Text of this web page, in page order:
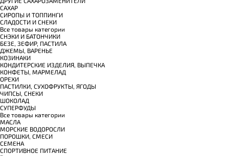
САХАР
СИРОПЫ И ТОППИНГИ
СЛАДОСТИ И СНЕКИ
Все товары категории
СНЭКИ И БАТОНЧИКИ
БЕЗЕ, ЗЕФИР, ПАСТИЛА
ДЖЕМЫ, ВАРЕНЬЕ
КОЗИНАКИ
КОНДИТЕРСКИЕ ИЗДЕЛИЯ, ВЫПЕЧКА
КОНФЕТЫ, МАРМЕЛАД
ОРЕХИ
ПАСТИЛКИ, СУХОФРУКТЫ, ЯГОДЫ
ЧИПСЫ, СНЕКИ
ШОКОЛАД
СУПЕРФУДЫ
Все товары категории
МАСЛА
МОРСКИЕ ВОДОРОСЛИ
ПОРОШКИ, СМЕСИ
СЕМЕНА
СПОРТИВНОЕ ПИТАНИЕ